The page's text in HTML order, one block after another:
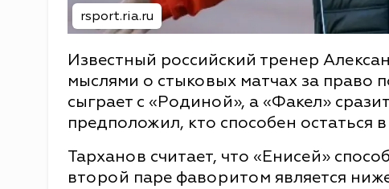
rsport.ria.ru
Известный российский тренер
мыслями о стыковых матчах за
сыграет с «Родиной», а «Факел»
предположил, кто способен остаться
Тарханов считает, что «Енисей»
второй паре фаворитом является